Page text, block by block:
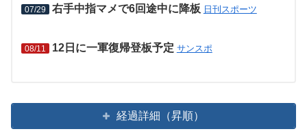
07/29 右手中指マメで6回途中に降板 日刊スポーツ
08/11 12日に一軍復帰登板予定 サンスポ
経過詳細（昇順）